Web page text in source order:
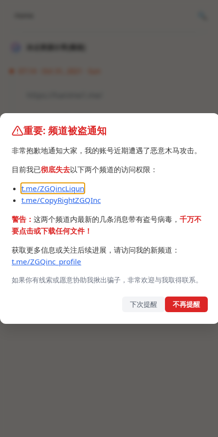
©2024 ZGQ Inc.All rights reserved
重要: 频道被盗通知
非常抱歉地通知大家，我的账号近期遭遇了恶意木马攻击。
目前我已彻底失去以下两个频道的访问权限：
t.me/ZGQincLiqun
t.me/CopyRightZGQInc
警告： 这两个频道内最新的几条消息带有盗号病毒， 千万不
要点击或下载任何文件！
获取更多信息或关注后续进展，请访问我的新频道：
t.me/ZGQinc_profile
如果你有线索或愿意协助我揪出骗子，非常欢迎与我取得联系。
下次提醒 不再提醒